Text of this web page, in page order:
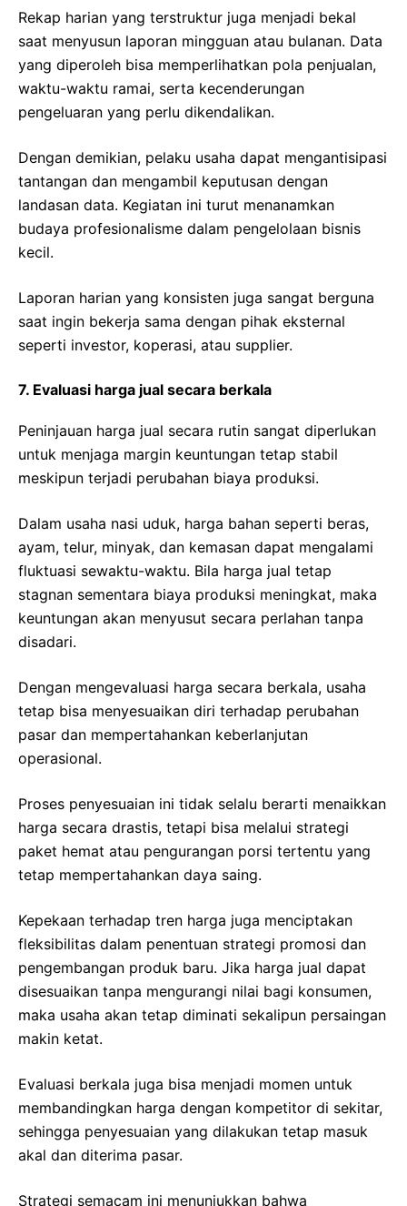
Rekap harian yang terstruktur juga menjadi bekal
saat menyusun laporan mingguan atau bulanan. Data
yang diperoleh bisa memperlihatkan pola penjualan,
waktu-waktu ramai, serta kecenderungan
pengeluaran yang perlu dikendalikan.
Dengan demikian, pelaku usaha dapat mengantisipasi
tantangan dan mengambil keputusan dengan
landasan data. Kegiatan ini turut menanamkan
budaya profesionalisme dalam pengelolaan bisnis
kecil.
Laporan harian yang konsisten juga sangat berguna
saat ingin bekerja sama dengan pihak eksternal
seperti investor, koperasi, atau supplier.
7. Evaluasi harga jual secara berkala
Peninjauan harga jual secara rutin sangat diperlukan
untuk menjaga margin keuntungan tetap stabil
meskipun terjadi perubahan biaya produksi.
Dalam usaha nasi uduk, harga bahan seperti beras,
ayam, telur, minyak, dan kemasan dapat mengalami
fluktuasi sewaktu-waktu. Bila harga jual tetap
stagnan sementara biaya produksi meningkat, maka
keuntungan akan menyusut secara perlahan tanpa
disadari.
Dengan mengevaluasi harga secara berkala, usaha
tetap bisa menyesuaikan diri terhadap perubahan
pasar dan mempertahankan keberlanjutan
operasional.
Proses penyesuaian ini tidak selalu berarti menaikkan
harga secara drastis, tetapi bisa melalui strategi
paket hemat atau pengurangan porsi tertentu yang
tetap mempertahankan daya saing.
Kepekaan terhadap tren harga juga menciptakan
fleksibilitas dalam penentuan strategi promosi dan
pengembangan produk baru. Jika harga jual dapat
disesuaikan tanpa mengurangi nilai bagi konsumen,
maka usaha akan tetap diminati sekalipun persaingan
makin ketat.
Evaluasi berkala juga bisa menjadi momen untuk
membandingkan harga dengan kompetitor di sekitar,
sehingga penyesuaian yang dilakukan tetap masuk
akal dan diterima pasar.
Strategi semacam ini menunjukkan bahwa